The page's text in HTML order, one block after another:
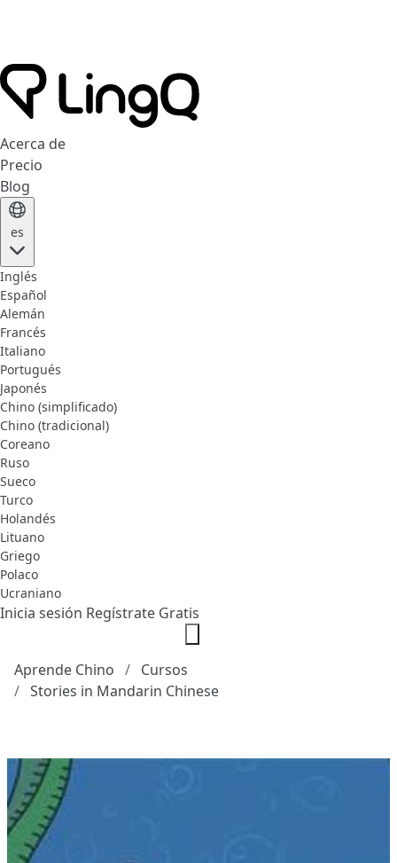
Acerca de
Precio
Blog
es
Inglés
Español
Alemán
Francés
Italiano
Portugués
Japonés
Chino (simplificado)
Chino (tradicional)
Coreano
Ruso
Sueco
Turco
Holandés
Lituano
Griego
Polaco
Ucraniano
Inicia sesión Regístrate Gratis
Aprende Chino
Cursos
Stories in Mandarin Chinese